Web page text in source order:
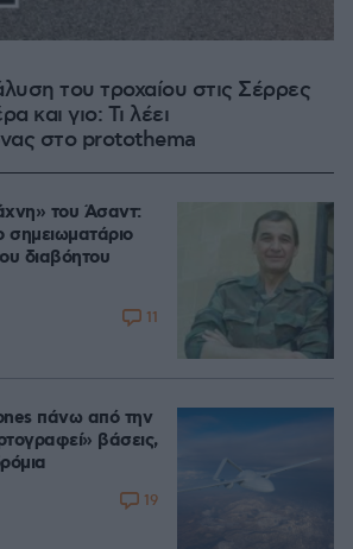
του τροχαίου στις Σέρρες
και γιο: Τι λέει
στο protothema
του Άσαντ:
διαβόητου
11
πάνω από την
βάσεις,
19